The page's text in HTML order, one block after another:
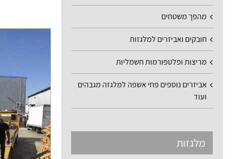
מהפך משטחים
חובקים ואביזרים למלגזות
מריצות ופלטפורמות חשמליות
אביזרים נוספים פחי אשפה למלגזה מגבהים
ועוד
מלגזות